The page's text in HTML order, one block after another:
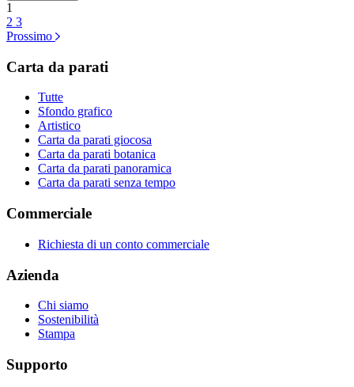
1
2 3
Prossimo
Carta da parati
Tutte
Sfondo grafico
Artistico
Carta da parati giocosa
Carta da parati botanica
Carta da parati panoramica
Carta da parati senza tempo
Commerciale
Richiesta di un conto commerciale
Azienda
Chi siamo
Sostenibilità
Stampa
Supporto